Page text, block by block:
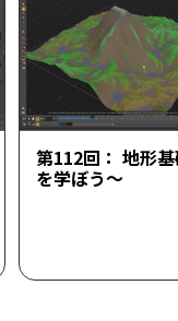
第112回： 地形
を学ぼう～